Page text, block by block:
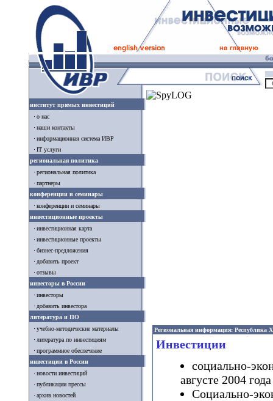
институт прямых инвестиций
о нас
наши контакты
информационная система ИВР
IT услуги
региональная политика
региональная политика
партнеры
конференции и семинары
конференции и семинары
инвестиционные проекты
инвестиционная карта
инвестиционные проекты
бизнес-предложения
добавить проект
отзывы
инвесторы в России
инвесторы
добавить инвестора
литература и ПО
учебно-методические материалы
литература по инвестициям
программное обеспечение
инвестиции в России
новости инвестиций
публикации прессы
архив новостей
Региональная информация: Республика
Инвестиции
социально-
августе 2004 года
Социально-